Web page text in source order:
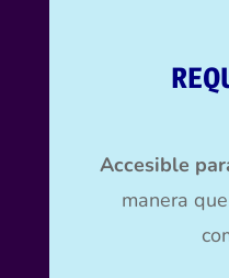
Accesible
manera